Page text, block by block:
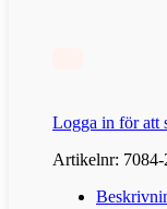
Logga in för att
Artikelnr: